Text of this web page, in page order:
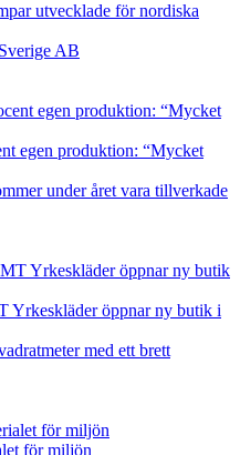
utvecklade för nordiska
AB
egen produktion: “Mycket
under året vara tillverkade
Yrkeskläder öppnar ny butik i
med ett brett
för miljön